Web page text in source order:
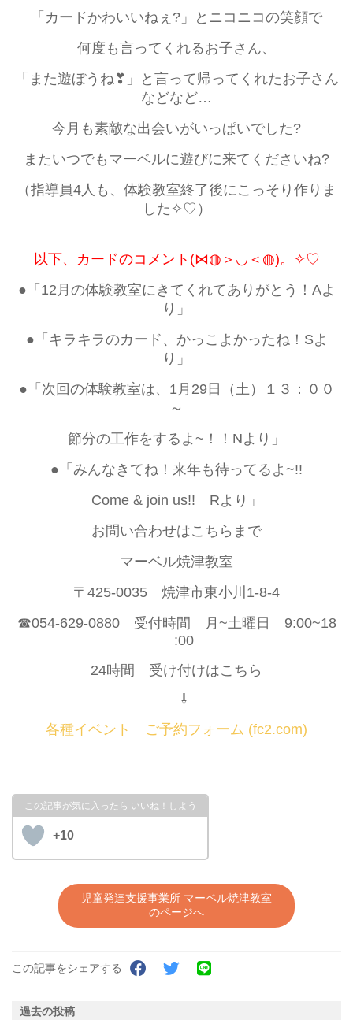
「カードかわいいねぇ?」とニコニコの笑顔で
何度も言ってくれるお子さん、
「また遊ぼうね❣」と言って帰ってくれたお子さん
などなど…
今月も素敵な出会いがいっぱいでした?
またいつでもマーベルに遊びに来てくださいね?
（指導員4人も、体験教室終了後にこっそり作りま
した✧♡）
以下、カードのコメント(⋈◍＞◡＜◍)。✧♡
●「12月の体験教室にきてくれてありがとう！Aよ
り」
●「キラキラのカード、かっこよかったね！Sよ
り」
●「次回の体験教室は、1月29日（土）１３：００
～
節分の工作をするよ~！！Nより」
●「みんなきてね！来年も待ってるよ~!!
Come & join us!! Rより」
お問い合わせはこちらまで
マーベル焼津教室
〒425-0035 焼津市東小川1-8-4
☎054-629-0880 受付時間 月~土曜日 9:00~18
:00
24時間 受け付けはこちら
⇩
各種イベント ご予約フォーム (fc2.com)
+10
児童発達支援事業所 マーベル焼津教室
のページへ
この記事をシェアする
過去の投稿